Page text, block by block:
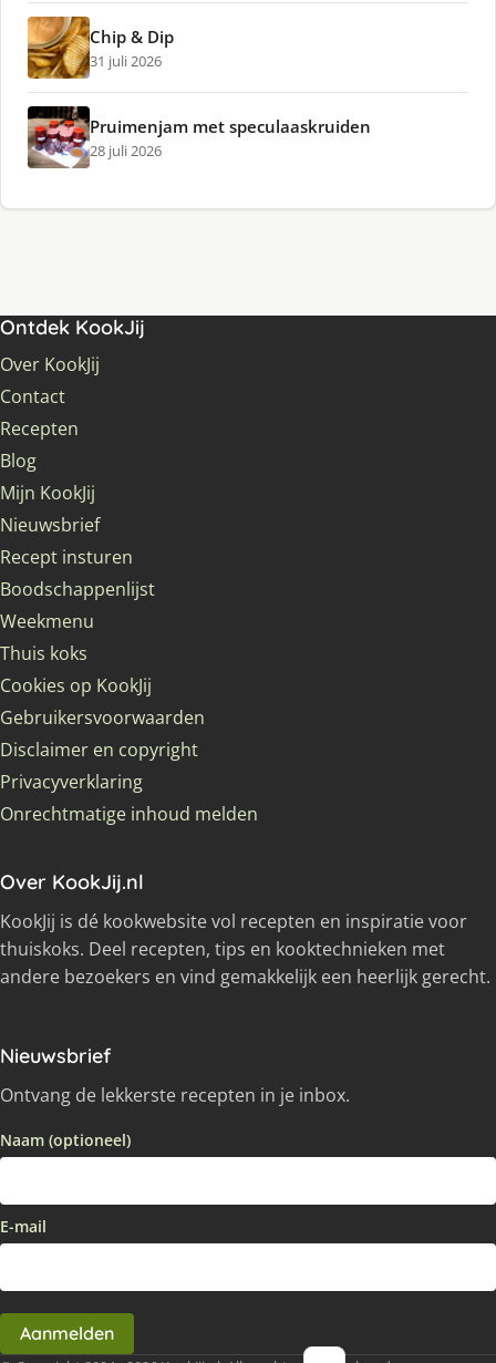
Chip & Dip
31 juli 2026
Pruimenjam met speculaaskruiden
28 juli 2026
Ontdek KookJij
Over KookJij
Contact
Recepten
Blog
Mijn KookJij
Nieuwsbrief
Recept insturen
Boodschappenlijst
Weekmenu
Thuis koks
Cookies op KookJij
Gebruikersvoorwaarden
Disclaimer en copyright
Privacyverklaring
Onrechtmatige inhoud melden
Over KookJij.nl
KookJij is dé kookwebsite vol recepten en inspiratie voor
thuiskoks. Deel recepten, tips en kooktechnieken met
andere bezoekers en vind gemakkelijk een heerlijk gerecht.
Nieuwsbrief
Ontvang de lekkerste recepten in je inbox.
Naam (optioneel)
E-mail
Aanmelden